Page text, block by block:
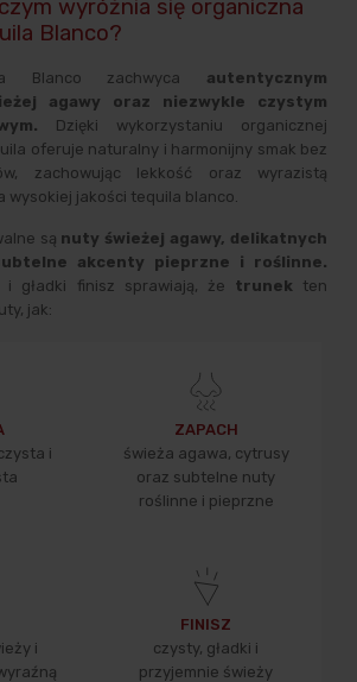
wyróżnia się organiczna
Blanco?
Blanco zachwyca autentycznym
agawy oraz niezwykle czystym
Dzięki wykorzystaniu organicznej
oferuje naturalny i harmonijny smak bez
zachowując lekkość oraz wyrazistą
wysokiej jakości tequila blanco.
są nuty świeżej agawy, delikatnych
akcenty pieprzne i roślinne.
i gładki finisz sprawiają, że trunek ten
jak:
i
ZAPACH
świeża agawa, cytrusy
oraz subtelne nuty
roślinne i pieprzne
i
FINISZ
czysty, gładki i
przyjemnie świeży